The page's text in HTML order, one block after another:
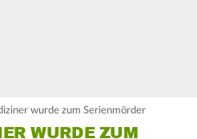
wurde zum Serienmörder
WURDE ZUM